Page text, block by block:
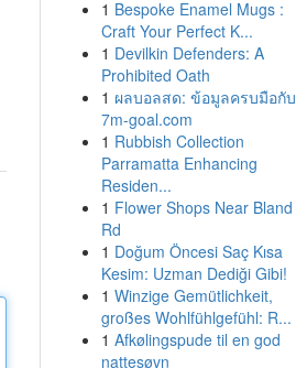
1 Bespoke Enamel Mugs :
Craft Your Perfect K...
1 Devilkin Defenders: A
Prohibited Oath
1 ผลบอลสด: ข้อมูลครบมือกับ
7m-goal.com
1 Rubbish Collection
Parramatta Enhancing
Residen...
1 Flower Shops Near Bland
Rd
1 Doğum Öncesi Saç Kısa
Kesim: Uzman Dediği Gibi!
1 Winzige Gemütlichkeit,
großes Wohlfühlgefühl: R...
1 Afkølingspude til en god
nattesøvn